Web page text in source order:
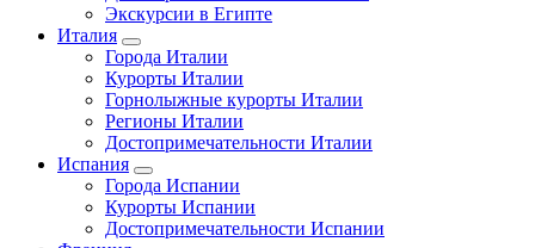
Экскурсии в Египте
Италия
Города Италии
Курорты Италии
Горнолыжные курорты Италии
Регионы Италии
Достопримечательности Италии
Испания
Города Испании
Курорты Испании
Достопримечательности Испании